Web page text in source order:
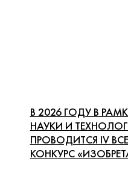
В 2026 ГОДУ В
НАУКИ И
ПРОВОДИТСЯ IV
КОНКУРС